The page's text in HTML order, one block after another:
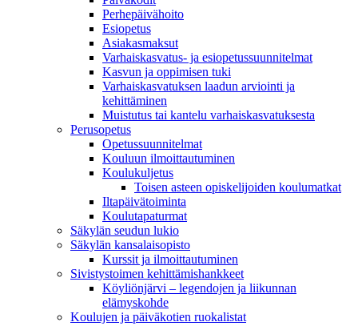
Perhepäivähoito
Esiopetus
Asiakasmaksut
Varhaiskasvatus- ja esiopetussuunnitelmat
Kasvun ja oppimisen tuki
Varhaiskasvatuksen laadun arviointi ja
kehittäminen
Muistutus tai kantelu varhaiskasvatuksesta
Perusopetus
Opetussuunnitelmat
Kouluun ilmoittautuminen
Koulukuljetus
Toisen asteen opiskelijoiden koulumatkat
Iltapäivätoiminta
Koulutapaturmat
Säkylän seudun lukio
Säkylän kansalaisopisto
Kurssit ja ilmoittautuminen
Sivistystoimen kehittämishankkeet
Köyliönjärvi – legendojen ja liikunnan
elämyskohde
Koulujen ja päiväkotien ruokalistat